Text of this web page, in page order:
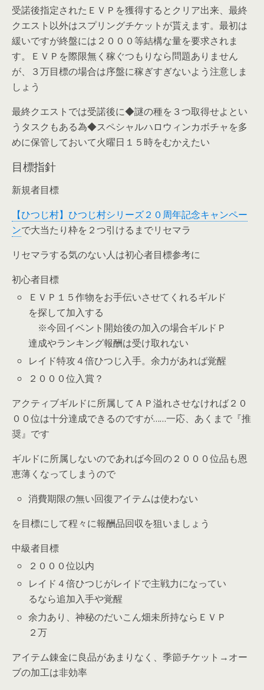
受諾後指定されたＥＶＰを獲得するとクリア出来、最終
クエスト以外はスプリングチケットが貰えます。最初は
緩いですが終盤には２０００等結構な量を要求されま
す。ＥＶＰを際限無く稼ぐつもりなら問題ありません
が、３万目標の場合は序盤に稼ぎすぎないよう注意しま
しょう
最終クエストでは受諾後に◆謎の種を３つ取得せよとい
うタスクもある為◆スペシャルハロウィンカボチャを多
めに保管しておいて火曜日１５時をむかえたい
目標指針
新規者目標
【ひつじ村】ひつじ村シリーズ２０周年記念キャンペー
ンで大当たり枠を２つ引けるまでリセマラ
リセマラする気のない人は初心者目標参考に
初心者目標
ＥＶＰ１５作物をお手伝いさせてくれるギルド
を探して加入する
※今回イベント開始後の加入の場合ギルドＰ
達成やランキング報酬は受け取れない
レイド特攻４倍ひつじ入手。余力があれば覚醒
２０００位入賞？
アクティブギルドに所属してＡＰ溢れさせなければ２０
００位は十分達成できるのですが……一応、あくまで『推
奨』です
ギルドに所属しないのであれば今回の２０００位品も恩
恵薄くなってしまうので
消費期限の無い回復アイテムは使わない
を目標にして程々に報酬品回収を狙いましょう
中級者目標
２０００位以内
レイド４倍ひつじがレイドで主戦力になってい
るなら追加入手や覚醒
余力あり、神秘のだいこん畑未所持ならＥＶＰ
２万
アイテム錬金に良品があまりなく、季節チケット→オー
ブの加工は非効率